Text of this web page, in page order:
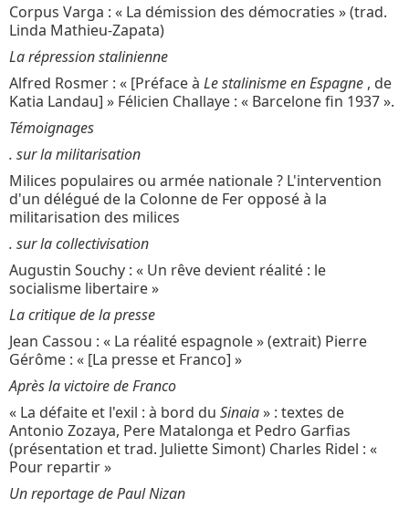
Corpus Varga : « La démission des démocraties » (trad.
Linda Mathieu-Zapata)
La répression stalinienne
Alfred Rosmer : « [Préface à Le stalinisme en Espagne , de
Katia Landau] » Félicien Challaye : « Barcelone fin 1937 ».
Témoignages
. sur la militarisation
Milices populaires ou armée nationale ? L'intervention
d'un délégué de la Colonne de Fer opposé à la
militarisation des milices
. sur la collectivisation
Augustin Souchy : « Un rêve devient réalité : le
socialisme libertaire »
La critique de la presse
Jean Cassou : « La réalité espagnole » (extrait) Pierre
Gérôme : « [La presse et Franco] »
Après la victoire de Franco
« La défaite et l'exil : à bord du Sinaia» : textes de
Antonio Zozaya, Pere Matalonga et Pedro Garfias
(présentation et trad. Juliette Simont) Charles Ridel : «
Pour repartir »
Un reportage de Paul Nizan